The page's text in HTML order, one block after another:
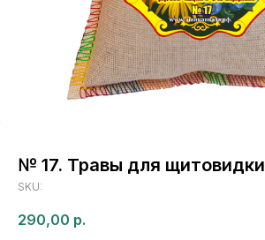
№ 17. Травы для щитовидки
SKU:
290,00 р.